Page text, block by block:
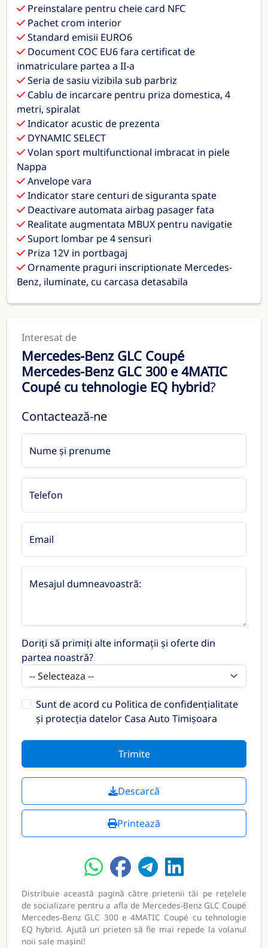
Preinstalare pentru cheie card NFC
Pachet crom interior
Standard emisii EURO6
Document COC EU6 fara certificat de
inmatriculare partea a II-a
Seria de sasiu vizibila sub parbriz
Cablu de incarcare pentru priza domestica, 4
metri, spiralat
Indicator acustic de prezenta
DYNAMIC SELECT
Volan sport multifunctional imbracat in piele
Nappa
Anvelope vara
Indicator stare centuri de siguranta spate
Deactivare automata airbag pasager fata
Realitate augmentata MBUX pentru navigatie
Suport lombar pe 4 sensuri
Priza 12V in portbagaj
Ornamente praguri inscriptionate Mercedes-
Benz, iluminate, cu carcasa detasabila
Interesat de
Mercedes-Benz GLC Coupé
Mercedes-Benz GLC 300 e 4MATIC
Coupé cu tehnologie EQ hybrid?
Contactează-ne
Nume și prenume
Telefon
Email
Mesajul dumneavoastră:
Doriți să primiți alte informații și oferte din
partea noastră?
Sunt de acord cu Politica de confidențialitate
și protecția datelor Casa Auto Timișoara
Trimite
Descarcă
Printează
Distribuie această pagină către prietenii tăi pe rețelele
de socializare pentru a afla de Mercedes-Benz GLC Coupé
Mercedes-Benz GLC 300 e 4MATIC Coupé cu tehnologie
EQ hybrid. Ajută un prieten să fie mai repede la volanul
noii sale mașini!